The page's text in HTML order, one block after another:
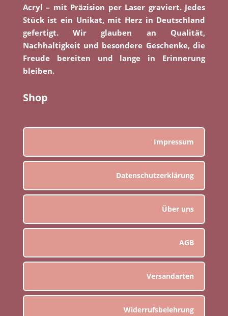
Acryl – mit Präzision per Laser graviert. Jedes
Stück ist ein Unikat, mit Herz in Deutschland
gefertigt. Wir glauben an Qualität,
Nachhaltigkeit und besondere Geschenke, die
Freude bereiten und lange in Erinnerung
bleiben.
Shop
Impressum
Datenschutzerklärung
Über uns
AGB
Versandarten
Widerrufsbelehrung